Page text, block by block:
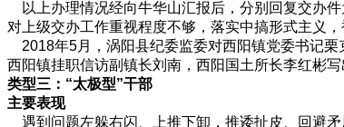
以上办理情况经向牛华山汇报后，分别回复交办件
对上级交办工作重视程度不够，落实中搞形式主义
2018年5月，涡阳县纪委监委对西阳镇党委书记栗
西阳镇挂职信访副镇长刘南，西阳国土所长李红彬写
类型三：“太极型”干部
主要表现
遇到问题左躲右闪、上推下卸，推诿扯皮、回避矛